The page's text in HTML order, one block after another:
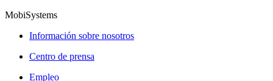
MobiSystems
Información sobre nosotros
Centro de prensa
Empleo